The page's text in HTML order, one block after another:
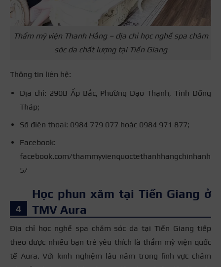
Thẩm mỹ viện Thanh Hằng – địa chỉ học nghề spa chăm
sóc da chất lượng tại Tiền Giang
Thông tin liên hệ:
Địa chỉ: 290B Ấp Bắc, Phường Đạo Thạnh, Tỉnh Đồng
Tháp;
Số điện thoại: 0984 779 077 hoặc 0984 971 877;
Facebook:
facebook.com/thammyvienquoctethanhhangchinhanh
5/
Học phun xăm tại Tiền Giang ở
TMV Aura
Địa chỉ học nghề spa chăm sóc da tại Tiền Giang tiếp
theo được nhiều bạn trẻ yêu thích là thẩm mỹ viện quốc
tế Aura. Với kinh nghiệm lâu năm trong lĩnh vực chăm